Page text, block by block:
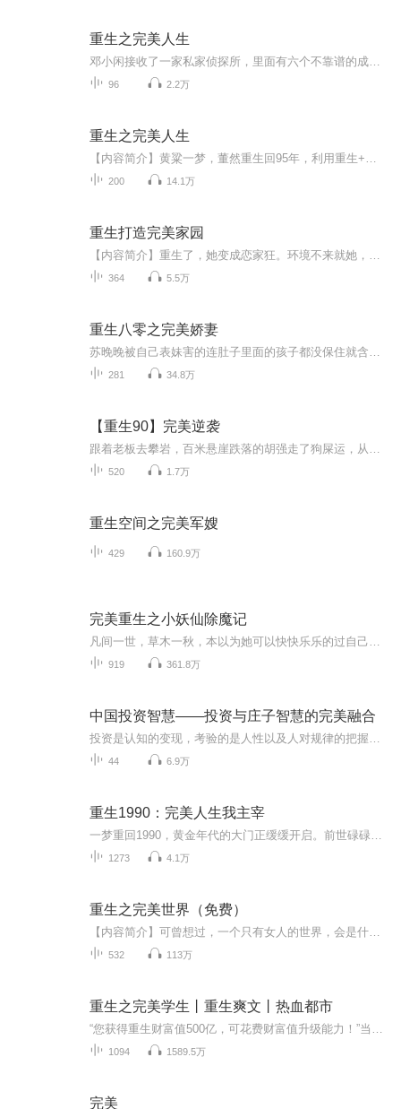
重生之完美人生
96 2.2万
重生之完美人生
200 14.1万
重生打造完美家园
364 5.5万
重生八零之完美娇妻
281 34.8万
【重生90】完美逆袭
520 1.7万
重生空间之完美军嫂
429 160.9万
完美重生之小妖仙除魔记
919 361.8万
中国投资智慧——投资与庄子智慧的完美融合
44 6.9万
重生1990：完美人生我主宰
1273 4.1万
重生之完美世界（免费）
532 113万
重生之完美学生丨重生爽文丨热血都市
1094 1589.5万
完美